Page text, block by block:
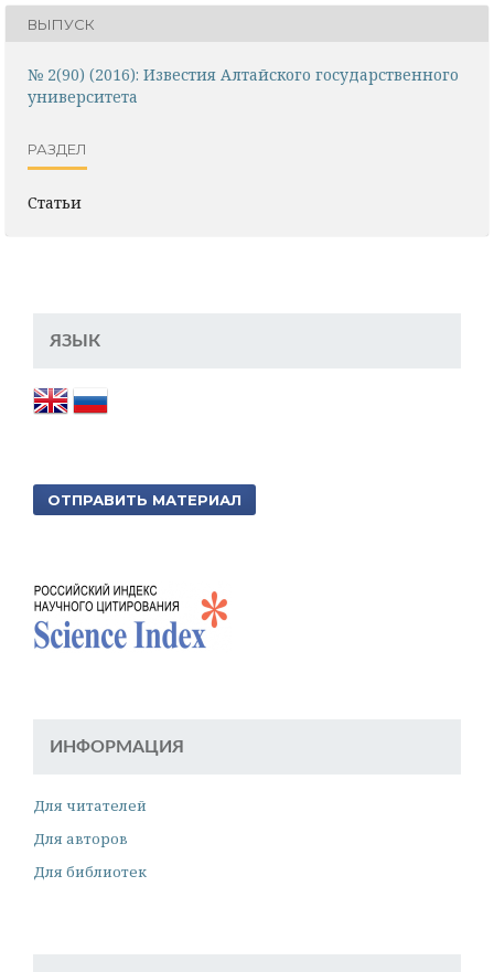
ВЫПУСК
№ 2(90) (2016): Известия Алтайского государственного
университета
РАЗДЕЛ
Статьи
ЯЗЫК
ОТПРАВИТЬ МАТЕРИАЛ
ИНФОРМАЦИЯ
Для читателей
Для авторов
Для библиотек